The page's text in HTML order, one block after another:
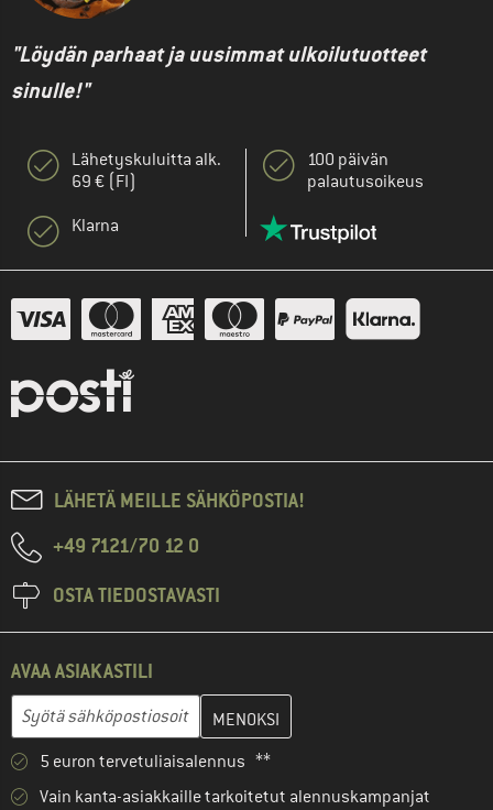
"Löydän parhaat ja uusimmat ulkoilutuotteet
sinulle!"
Lähetyskuluitta alk.
69 € (FI)
Klarna
100 päivän
palautusoikeus
LÄHETÄ MEILLE SÄHKÖPOSTIA!
+49 7121/70 12 0
OSTA TIEDOSTAVASTI
AVAA ASIAKASTILI
Sähköpostiosoite
Anna sähköpostiosoitteesi ja luo seuraavassa vaiheessa
5 euron tervetuliaisalennus **
Vain kanta-asiakkaille tarkoitetut alennuskampanjat